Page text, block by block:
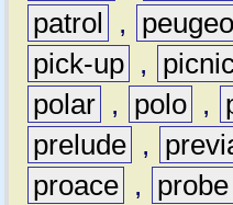
patrol
,
pick-up ,
polar , polo ,
prelude ,
proace , probe